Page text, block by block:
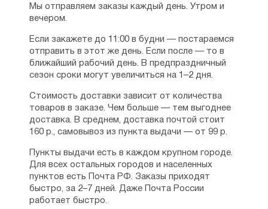
Издательство Московской Патриархии,
2010 г. Тираж: 10000 экз. ISBN 978-5-88017-
Из-под лжи. Государь Николай II. Григорий
Распутин Изд.: ИПК «Вести», 2005 г. Тираж:
3000 экз. ISBN 5-86153-150-1
Кто управляет Россией? Изд.: Эксмо,
Алгоритм, 2009 г. ISBN 978-5-699-36511-1 /
Изд.: Алгоритм, 2010 г. Тираж: 4000 экз.
ISBN 978-5-9265-0728-4
План Путина-Медведева и национальная
безопасность Изд.: Алгоритм, 2008 г.
Тираж: 5000 экз. ISBN 978-5-9265-0585-3
Мы отправляем заказы каждый день. Утром и
вечером.
Если закажете до 11:00 в будни — постараемся
отправить в этот же день. Если после — то в
ближайший рабочий день. В предпраздничный
сезон сроки могут увеличиться на 1–2 дня.
Стоимость доставки зависит от количества
товаров в заказе. Чем больше — тем выгоднее
доставка. В среднем, доставка почтой стоит
160 р., самовывоз из пункта выдачи — от 99 р.
Пункты выдачи есть в каждом крупном городе.
Для всех остальных городов и населенных
пунктов есть Почта РФ. Заказы приходят
быстро, за 2–7 дней. Даже Почта России
работает быстро.